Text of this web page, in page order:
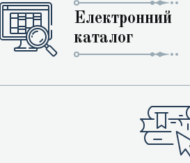
Електронний
каталог